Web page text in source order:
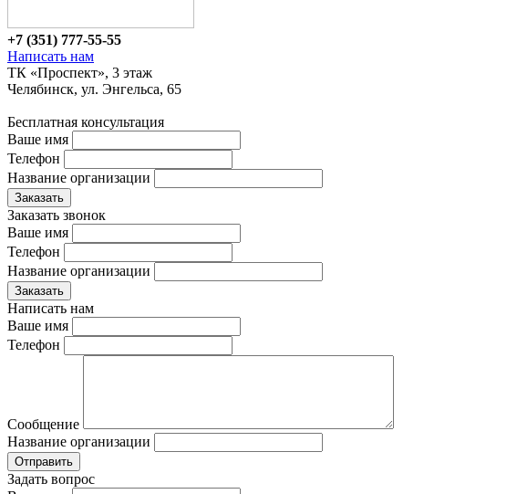
+7 (351) 777-55-55
Написать нам
ТК «Проспект», 3 этаж
Челябинск, ул. Энгельса, 65
Бесплатная консультация
Ваше имя
Телефон
Название организации
Заказать звонок
Ваше имя
Телефон
Название организации
Написать нам
Ваше имя
Телефон
Сообщение
Название организации
Задать вопрос